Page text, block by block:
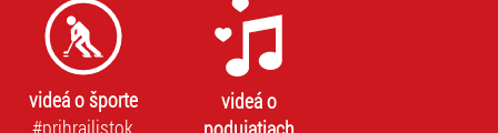
videá o športe
#prihrajlistok
videá o